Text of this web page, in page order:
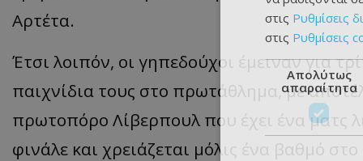
Αρτέτα.
Έτσι λοιπόν, οι γηπεδούχοι έμειναν για
παιχνίδια τους στο πρωτάθλημα, με
πρωτοπόρο Λίβερπουλ που έχει ένα ματς
φινάλε και χρειάζεται μόλις ένα βαθμό
στις Ρυθμίσεις
στις Ρυθμίσεις
Απολύτως
απαραίτητα